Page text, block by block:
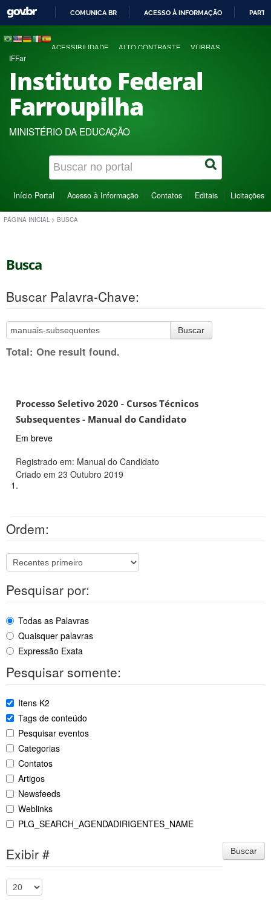
COMUNICA BR ACESSO À INFORMAÇÃO
ACESSIBILIDADE ALTO CONTRASTE VLIBRAS
IFFar
Instituto Federal
Farroupilha
MINISTÉRIO DA EDUCAÇÃO
Início Portal Acesso à Informação Contatos Editais Licitações
PÁGINA INICIAL > BUSCA
Busca
Buscar Palavra-Chave:
Buscar
Total: One result found.
Processo Seletivo 2020 - Cursos Técnicos
Subsequentes - Manual do Candidato
Em breve
Registrado em: Manual do Candidato
Criado em 23 Outubro 2019
1.
Ordem:
Pesquisar por:
Todas as Palavras
Quaisquer palavras
Expressão Exata
Pesquisar somente:
Itens K2
Tags de conteúdo
Pesquisar eventos
Categorias
Contatos
Artigos
Newsfeeds
Weblinks
PLG_SEARCH_AGENDADIRIGENTES_NAME
Buscar
Exibir #